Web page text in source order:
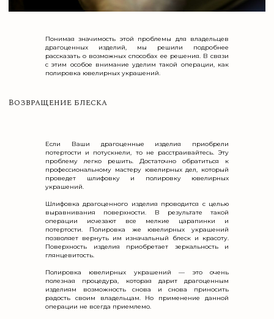
Понимая значимость этой проблемы для владельцев
драгоценных изделий, мы решили подробнее
рассказать о возможных способах ее решения. В связи
с этим особое внимание уделим такой операции, как
полировка ювелирных украшений.
Если Ваши драгоценные изделия приобрели
потертости и потускнели, то не расстраивайтесь. Эту
проблему легко решить. Достаточно обратиться к
профессиональному мастеру ювелирных дел, который
проведет шлифовку и полировку ювелирных
украшений.
Шлифовка драгоценного изделия проводится с целью
выравнивания поверхности. В результате такой
операции исчезают все мелкие царапинки и
потертости. Полировка же ювелирных украшений
позволяет вернуть им изначальный блеск и красоту.
Поверхность изделия приобретает зеркальность и
глянцевитость.
Полировка ювелирных украшений — это очень
полезная процедура, которая дарит драгоценным
изделиям возможность снова и снова приносить
радость своим владельцам. Но применение данной
операции не всегда приемлемо.